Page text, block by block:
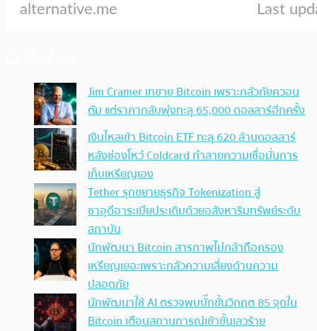
Jim Cramer เทขาย Bitcoin เพราะกลัวภัยควอน
ตัม แต่ราคากลับพุ่งทะลุ 65,000 ดอลลาร์อีกครั้ง
เงินไหลเข้า Bitcoin ETF ทะลุ 620 ล้านดอลลาร์
หลังช่องโหว่ Coldcard ทำลายความเชื่อมั่นการ
เก็บเหรียญเอง
Tether รุกขยายธุรกิจ Tokenization สู่
ซาอุดีอาระเบียประเดิมด้วยอสังหาริมทรัพย์ระดับ
สถาบัน
นักพัฒนา Bitcoin สารภาพไม่กล้าถือครอง
เหรียญเยอะเพราะกลัวความเสี่ยงด้านความ
ปลอดภัย
นักพัฒนาใช้ AI ตรวจพบบั๊กขั้นวิกฤต 85 จุดใน
Bitcoin เตือนสถานการณ์เข้าขั้นเลวร้าย